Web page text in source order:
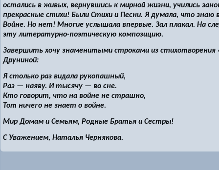
остались в живых, вернувшись к мирной жизни, учились
прекрасные стихи! Были Стихи и Песни. Я думала, что знаю
Войне. Но нет! Многие услышала впервые. Зал плакал. На
эту литературно-поэтическую композицию.
Завершить хочу знаменитыми строками из
Друниной:
Я столько раз видала рукопашный,
Раз — наяву. И тысячу — во сне.
Кто говорит, что на войне не страшно,
Тот ничего не знает о войне.
Мир Домам и Семьям, Родные Братья и Сестры!
С Уважением, Наталья Чернякова.